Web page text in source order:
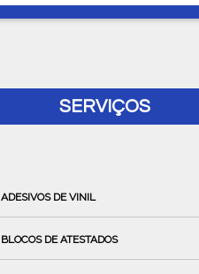
SERVIÇOS
ADESIVOS DE VINIL
BLOCOS DE ATESTADOS